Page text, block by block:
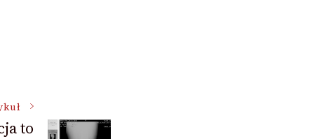
to